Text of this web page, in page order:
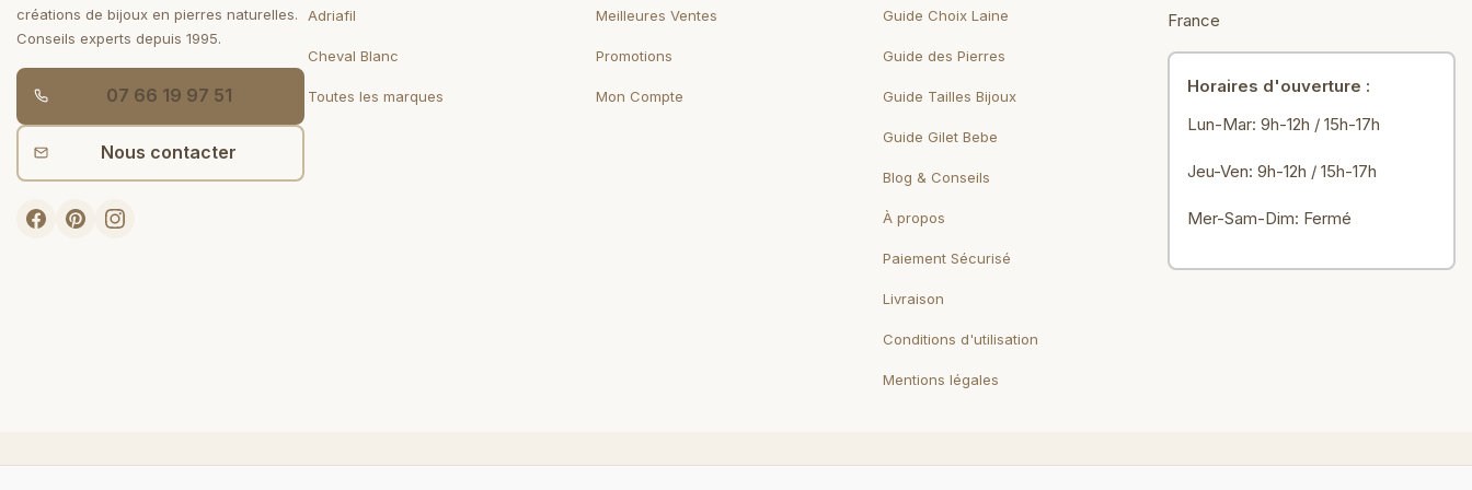
créations de bijoux en pierres naturelles.
Conseils experts depuis 1995.
07 66 19 97 51
Nous contacter
Adriafil
Cheval Blanc
Toutes les marques
Meilleures Ventes
Promotions
Mon Compte
Guide Choix Laine
Guide des Pierres
Guide Tailles Bijoux
Guide Gilet Bebe
Blog & Conseils
À propos
Paiement Sécurisé
Livraison
Conditions d'utilisation
Mentions légales
France
Horaires d'ouverture :
Lun-Mar: 9h-12h / 15h-17h
Jeu-Ven: 9h-12h / 15h-17h
Mer-Sam-Dim: Fermé